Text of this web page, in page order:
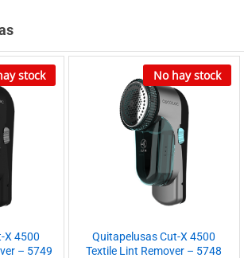
stock
X 4500
– 5749
No hay stock
Quitapelusas Cut-X 4500
Textile Lint Remover – 5748